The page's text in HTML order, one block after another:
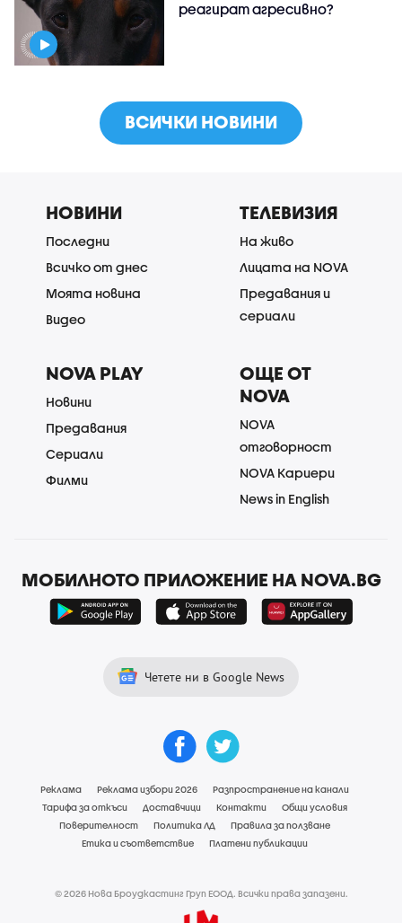
реагират агресивно?
ВСИЧКИ НОВИНИ
НОВИНИ
Последни
Всичко от днес
Моята новина
Видео
ТЕЛЕВИЗИЯ
На живо
Лицата на NOVA
Предавания и
сериали
NOVA PLAY
Новини
Предавания
Сериали
Филми
ОЩЕ ОТ
NOVA
NOVA
отговорност
NOVA Кариери
News in English
МОБИЛНОТО ПРИЛОЖЕНИЕ НА NOVA.BG
Четете ни в Google News
Реклама Реклама избори 2026
Разпространение на канали
Тарифа за откъси
Доставчици Контакти
Общи условия
Поверителност
Политика ЛД
Правила за ползване
Етика и съответствие
Платени публикации
© 2026 Нова Броудкастинг Груп ЕООД. Всички права запазени.